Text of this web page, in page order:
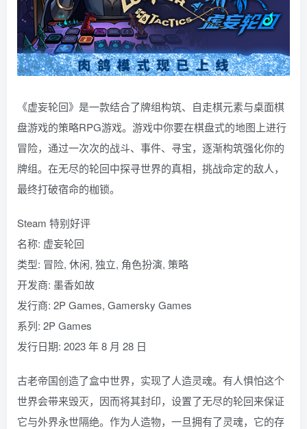
《虚妄轮回》是一款结合了牌组构筑、自走棋元素与桌面棋
盘游戏的策略RPG游戏。游戏中你要在棋盘式的地图上进行
冒险，通过一次次的战斗、事件、寻宝，逐渐构筑强化你的
牌组。在无尽的轮回中探寻世界的真相，挑战命定的敌人，
最终打破宿命的枷锁。
Steam 特别好评
名称: 虚妄轮回
类型: 冒险, 休闲, 独立, 角色扮演, 策略
开发商: 墨香如故
发行商: 2P Games, Gamersky Games
系列: 2P Games
发行日期: 2023 年 8 月 28 日
古老帝国创造了盒中世界，实现了人造灵魂。有人惧怕这个
世界会带来毁灭，因而将其封印，设置了无尽的轮回来保证
它与外界永世隔绝。作为人造物，一旦拥有了灵魂，它的存